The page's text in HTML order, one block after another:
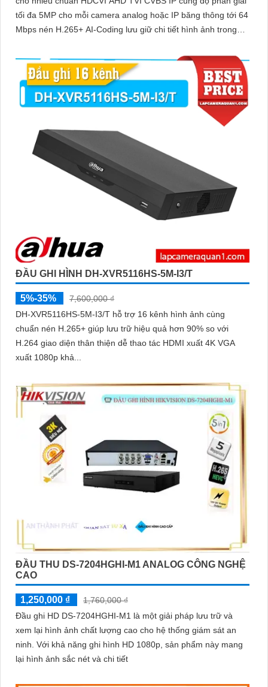
tối đa 5MP cho mỗi camera analog hoặc IP băng thông tới 64
Mbps nén H.265+ AI-Coding lưu giữ chi tiết hình ảnh trong
ĐẦU GHI HÌNH DH-XVR5116HS-5M-I3/T
5%-35%
7,600,000 ₫
DH-XVR5116HS-5M-I3/T hỗ trợ 16 kênh hình ảnh cùng
chuẩn nén H.265+ giúp lưu trữ hiệu quả hơn 90% so với
H.264 giao diện thân thiện dễ thao tác HDMI xuất 4K VGA
xuất 1080p khả...
ĐẦU THU DS-7204HGHI-M1 ANALOG CÔNG NGHỆ
CAO
1,250,000 ₫
1,760,000 ₫
Đầu ghi HD DS-7204HGHI-M1 là một giải pháp lưu trữ và
xem lại hình ảnh chất lượng cao cho hệ thống giám sát an
ninh. Với khả năng ghi hình HD 1080p, sản phẩm này mang
lại hình ảnh sắc nét và chi tiết